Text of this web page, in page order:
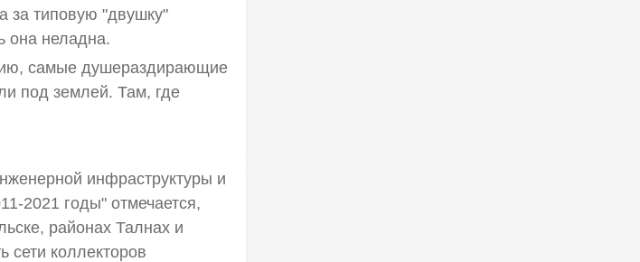
за типовую "двушку"
она неладна.
самые душераздирающие
под землей. Там, где
инфраструктуры и
2021 годы" отмечается,
районах Талнах и
сети коллекторов